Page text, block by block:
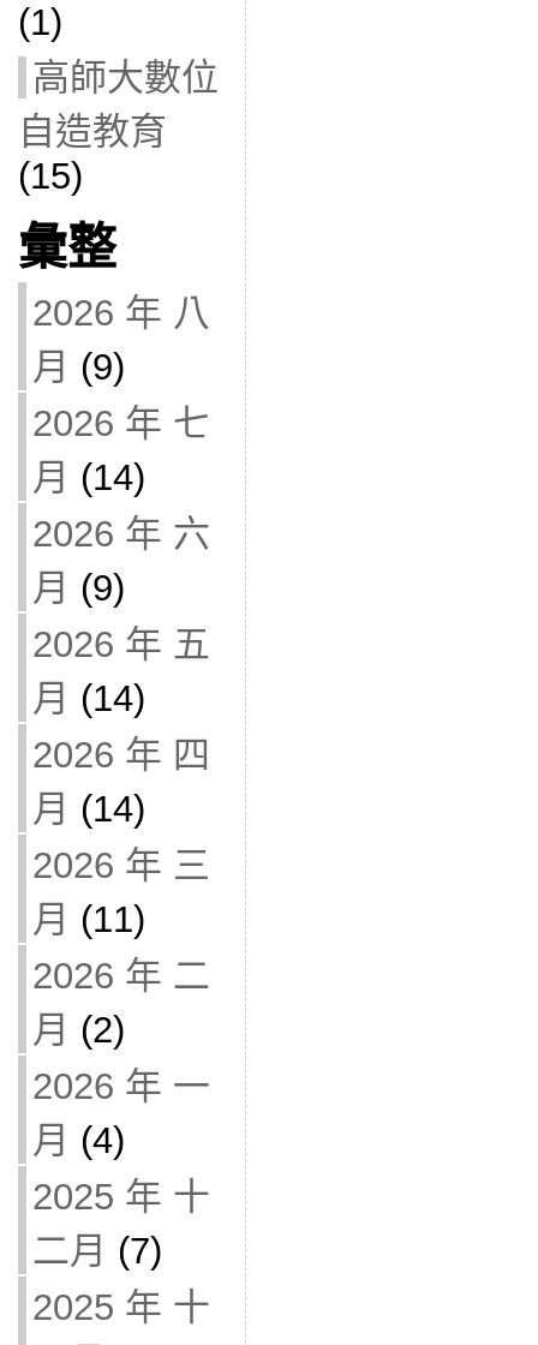
(1)
高師大數位
自造教育
(15)
彙整
2026 年 八
月 (9)
2026 年 七
月 (14)
2026 年 六
月 (9)
2026 年 五
月 (14)
2026 年 四
月 (14)
2026 年 三
月 (11)
2026 年 二
月 (2)
2026 年 一
月 (4)
2025 年 十
二月 (7)
2025 年 十